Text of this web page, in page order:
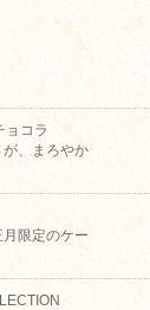
ョコラ
、まろやか
限定のケー